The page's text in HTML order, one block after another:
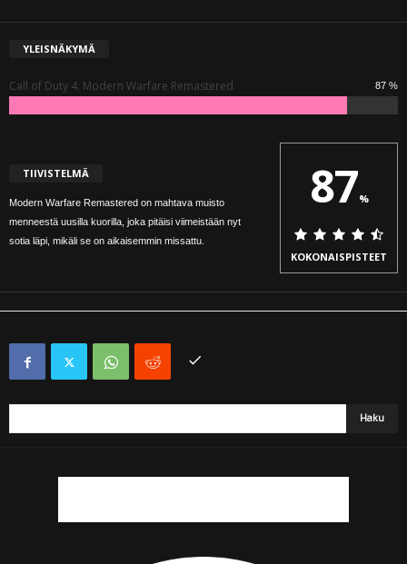
YLEISNÄKYMÄ
Call of Duty 4: Modern Warfare Remastered 87 %
TIIVISTELMÄ
Modern Warfare Remastered on mahtava muisto
menneestä uusilla kuorilla, joka pitäisi viimeistään nyt
sotia läpi, mikäli se on aikaisemmin missattu.
87%
KOKONAISPISTEET